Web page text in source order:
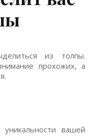
из толпы.
прохожих, а
вашей